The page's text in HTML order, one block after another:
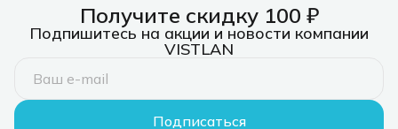
Получите скидку 100 ₽
Подпишитесь на акции и новости компании
VISTLAN
Подписаться